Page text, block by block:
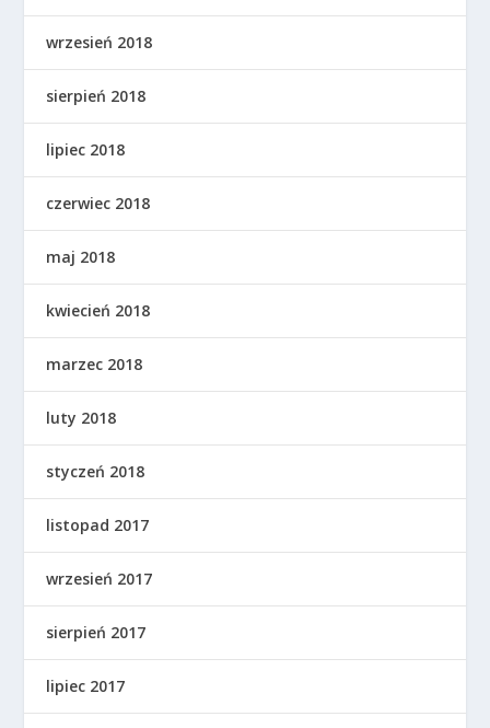
wrzesień 2018
sierpień 2018
lipiec 2018
czerwiec 2018
maj 2018
kwiecień 2018
marzec 2018
luty 2018
styczeń 2018
listopad 2017
wrzesień 2017
sierpień 2017
lipiec 2017